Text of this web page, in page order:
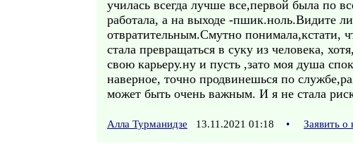
училась всегда лучше все,первой была по
работала, а на выходе -пшик.ноль.Видите
отвратительным.Смутно понимала,кстати,
стала превращаться в суку из человека,
свою карьеру.ну и пусть ,зато моя душа
наверное, точно продвинешься по
может быть очень важным. И я не
Алла Турманидзе 13.11.2021 01:18 • Заявить